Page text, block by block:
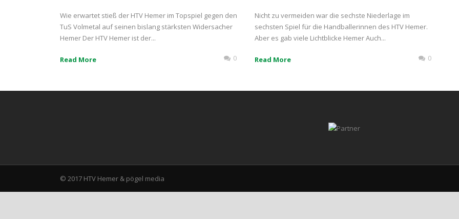
Wie erwartet stieß der HTV Hemer im Topspiel gegen den
TuS Volmetal auf seinen bislang stärksten Widersacher
Hemer Der HTV Hemer ist der...
Read More 0
Nicht zu vermeiden war die sechste Niederlage im
sechsten Spiel für die Handballerinnen des HTV Hemer.
Aber es gab viele Lichtblicke Hemer Auch...
Read More 0
© 2017 HTV Hemer & pögel media